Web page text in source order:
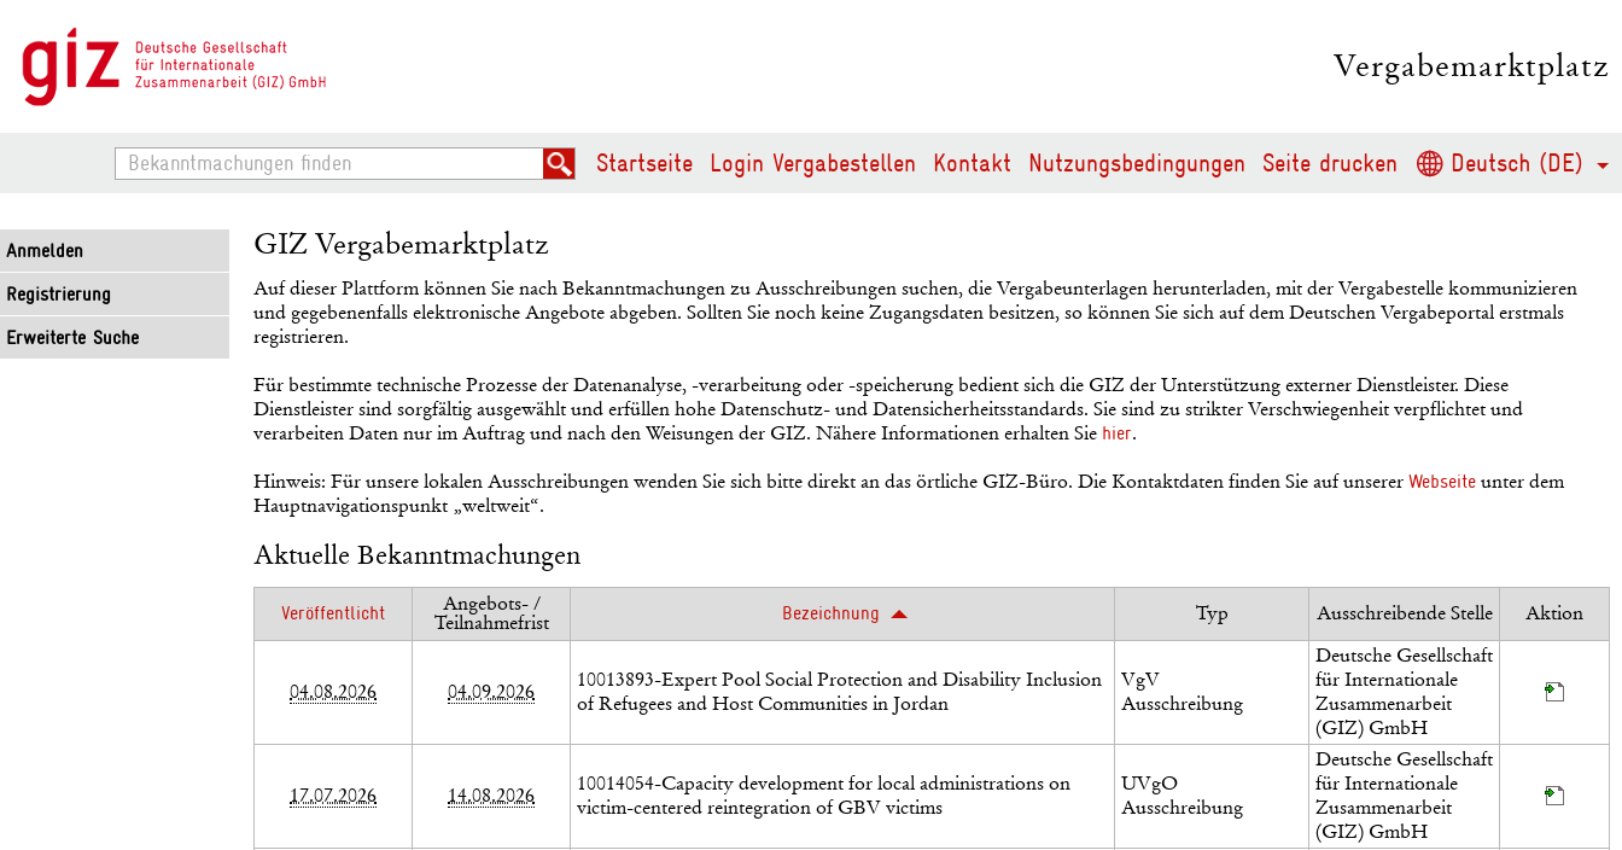
Vergabemarktplatz
Deutsch (DE)
Seite drucken
Startseite Login Vergabestellen Kontakt Nutzungsbedingungen
finden
Anmelden
Registrierung
Erweiterte Suche
GIZ Vergabemarktplatz
Auf dieser Plattform können Sie nach Bekanntmachungen zu Ausschreibungen suchen, die Vergabeunterlagen herunterladen, mit der Vergabestelle kommunizieren
und gegebenenfalls elektronische Angebote abgeben. Sollten Sie noch keine Zugangsdaten besitzen, so können Sie sich auf dem Deutschen Vergabeportal erstmals
registrieren.
Für bestimmte technische Prozesse der Datenanalyse, -verarbeitung oder -speicherung bedient sich die GIZ der Unterstützung externer Dienstleister. Diese
Dienstleister sind sorgfältig ausgewählt und erfüllen hohe Datenschutz- und Datensicherheitsstandards. Sie sind zu strikter Verschwiegenheit verpflichtet und
verarbeiten Daten nur im Auftrag und nach den Weisungen der GIZ. Nähere Informationen erhalten Sie hier.
Hinweis: Für unsere lokalen Ausschreibungen wenden Sie sich bitte direkt an das örtliche GIZ-Büro. Die Kontaktdaten finden Sie auf unserer Webseite unter dem
Hauptnavigationspunkt „weltweit“.
Aktuelle Bekanntmachungen
Veröffentlicht
Angebots- /
Teilnahmefrist
Bezeichnung Typ Ausschreibende Stelle Aktion
04.08.2026 04.09.2026
10013893-Expert Pool Social Protection and Disability Inclusion
of Refugees and Host Communities in Jordan
VgV
Ausschreibung
Deutsche Gesellschaft
für Internationale
Zusammenarbeit
(GIZ) GmbH
17.07.2026 14.08.2026
10014054-Capacity development for local administrations on
victim-centered reintegration of GBV victims
UVgO
Ausschreibung
Deutsche Gesellschaft
für Internationale
Zusammenarbeit
(GIZ) GmbH